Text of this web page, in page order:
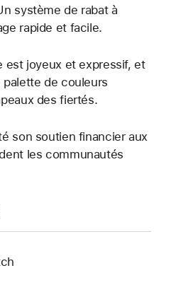
système de rabat à
rapide et facile.
est joyeux et expressif, et
de couleurs
des fiertés.
son soutien financier aux
les communautés